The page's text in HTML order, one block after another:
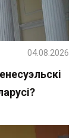
04.08.2026